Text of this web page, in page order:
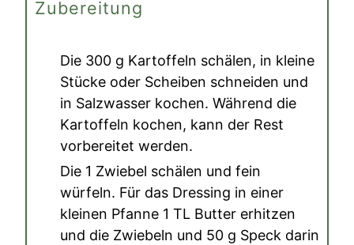
Zubereitung
Die 300 g Kartoffeln schälen, in kleine
Stücke oder Scheiben schneiden und
in Salzwasser kochen. Während die
Kartoffeln kochen, kann der Rest
vorbereitet werden.
Die 1 Zwiebel schälen und fein
würfeln. Für das Dressing in einer
kleinen Pfanne 1 TL Butter erhitzen
und die Zwiebeln und 50 g Speck darin